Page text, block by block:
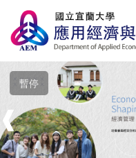
到
主
內
暫停